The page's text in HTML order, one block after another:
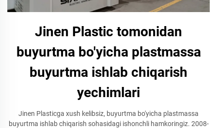
Jinen Plastic tomonidan
buyurtma bo'yicha plastmassa
buyurtma ishlab chiqarish
yechimlari
Jinen Plasticga xush kelibsiz, buyurtma bo'yicha plastmassa
buyurtma ishlab chiqarish sohasidagi ishonchli hamkoringiz. 2008-